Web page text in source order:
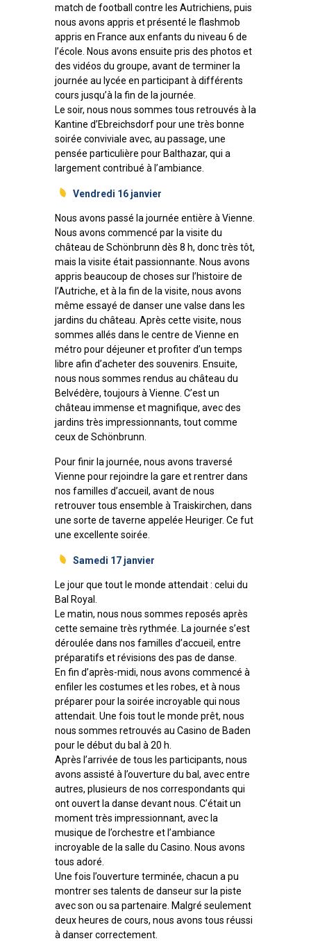
match de football contre les Autrichiens, puis
nous avons appris et présenté le flashmob
appris en France aux enfants du niveau 6 de
l’école. Nous avons ensuite pris des photos et
des vidéos du groupe, avant de terminer la
journée au lycée en participant à différents
cours jusqu’à la fin de la journée.
Le soir, nous nous sommes tous retrouvés à la
Kantine d’Ebreichsdorf pour une très bonne
soirée conviviale avec, au passage, une
pensée particulière pour Balthazar, qui a
largement contribué à l’ambiance.
Vendredi 16 janvier
Nous avons passé la journée entière à Vienne.
Nous avons commencé par la visite du
château de Schönbrunn dès 8 h, donc très tôt,
mais la visite était passionnante. Nous avons
appris beaucoup de choses sur l’histoire de
l’Autriche, et à la fin de la visite, nous avons
même essayé de danser une valse dans les
jardins du château. Après cette visite, nous
sommes allés dans le centre de Vienne en
métro pour déjeuner et profiter d’un temps
libre afin d’acheter des souvenirs. Ensuite,
nous nous sommes rendus au château du
Belvédère, toujours à Vienne. C’est un
château immense et magnifique, avec des
jardins très impressionnants, tout comme
ceux de Schönbrunn.
Pour finir la journée, nous avons traversé
Vienne pour rejoindre la gare et rentrer dans
nos familles d’accueil, avant de nous
retrouver tous ensemble à Traiskirchen, dans
une sorte de taverne appelée Heuriger. Ce fut
une excellente soirée.
Samedi 17 janvier
Le jour que tout le monde attendait : celui du
Bal Royal.
Le matin, nous nous sommes reposés après
cette semaine très rythmée. La journée s’est
déroulée dans nos familles d’accueil, entre
préparatifs et révisions des pas de danse.
En fin d’après-midi, nous avons commencé à
enfiler les costumes et les robes, et à nous
préparer pour la soirée incroyable qui nous
attendait. Une fois tout le monde prêt, nous
nous sommes retrouvés au Casino de Baden
pour le début du bal à 20 h.
Après l’arrivée de tous les participants, nous
avons assisté à l’ouverture du bal, avec entre
autres, plusieurs de nos correspondants qui
ont ouvert la danse devant nous. C’était un
moment très impressionnant, avec la
musique de l’orchestre et l’ambiance
incroyable de la salle du Casino. Nous avons
tous adoré.
Une fois l’ouverture terminée, chacun a pu
montrer ses talents de danseur sur la piste
avec son ou sa partenaire. Malgré seulement
deux heures de cours, nous avons tous réussi
à danser correctement.